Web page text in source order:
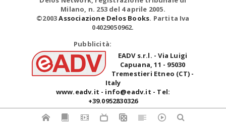
Milano, n. 253 del 4 aprile 2005.
©2003Associazione Delos Books. Partita Iva
04029050962.
Pubblicità:
EADV s.r.l. - Via Luigi
Capuana, 11 - 95030
Tremestieri Etneo (CT) -
Italy
www.eadv.it - info@eadv.it - Tel:
+39.0952830326